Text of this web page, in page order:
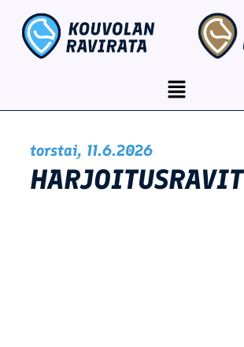
content
sisältöön
Menu
torstai, 11.6.2026
HARJOITUSRAVIT